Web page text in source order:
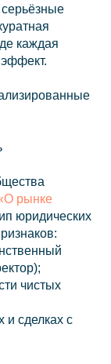
каждая
рынке
юридических
чистых
и сделках с